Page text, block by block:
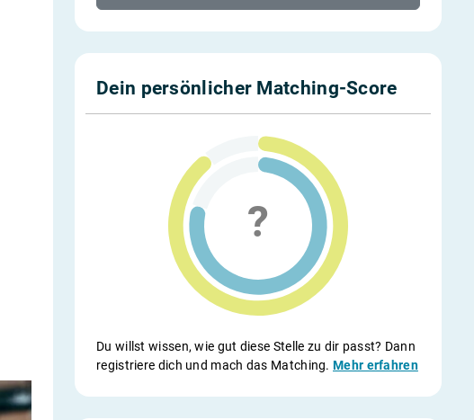
Dein persönlicher Matching-Score
Du willst wissen, wie gut diese Stelle zu dir passt? Dann
registriere dich und mach das Matching.Mehr erfahren